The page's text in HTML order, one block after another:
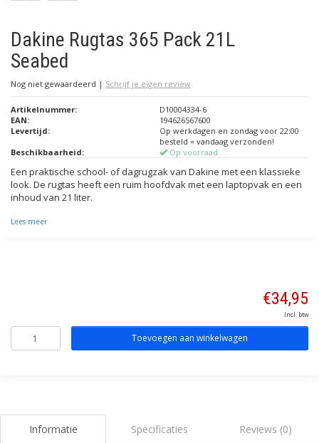
Dakine Rugtas 365 Pack 21L
Seabed
Nog niet gewaardeerd | Schrijf je eigen review
Artikelnummer:
D10004334-6
EAN:
194626567600
Levertijd:
Op werkdagen en zondag voor 22:00
besteld = vandaag verzonden!
Beschikbaarheid:
Op voorraad
Een praktische school- of dagrugzak van Dakine met een klassieke
look. De rugtas heeft een ruim hoofdvak met een laptopvak en een
inhoud van 21 liter.
Lees meer
€34,95
Incl. btw
Toevoegen aan winkelwagen
Informatie Specificaties Reviews (0)